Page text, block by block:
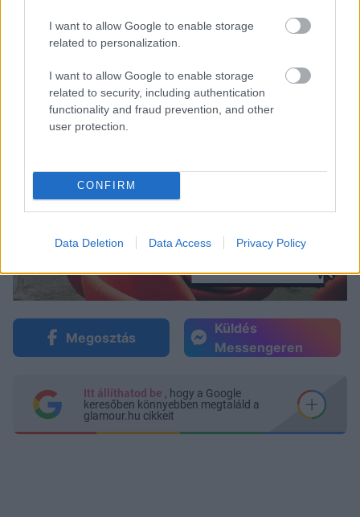
I want to allow Google to enable storage
related to personalization.
I want to allow Google to enable storage
related to security, including authentication
functionality and fraud prevention, and other
user protection.
CONFIRM
Data Deletion Data Access Privacy Policy
Megosztás
Küldés
Messengeren
Itt állíthatod be , hogy a Google
keresőben könnyebben megtaláld a
glamour.hu cikkeit